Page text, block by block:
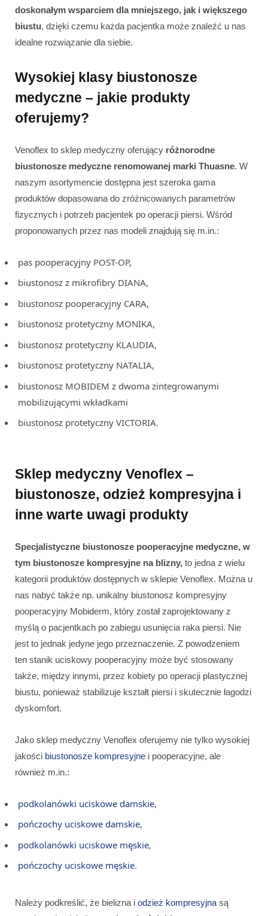
doskonałym wsparciem dla mniejszego, jak i większego
biustu, dzięki czemu każda pacjentka może znaleźć u nas
idealne rozwiązanie dla siebie.
Wysokiej klasy biustonosze
medyczne – jakie produkty
oferujemy?
Venoflex to sklep medyczny oferujący różnorodne
biustonosze medyczne renomowanej marki Thuasne. W
naszym asortymencie dostępna jest szeroka gama
produktów dopasowana do zróżnicowanych parametrów
fizycznych i potrzeb pacjentek po operacji piersi. Wśród
proponowanych przez nas modeli znajdują się m.in.:
pas pooperacyjny POST-OP,
biustonosz z mikrofibry DIANA,
biustonosz pooperacyjny CARA,
biustonosz protetyczny MONIKA,
biustonosz protetyczny KLAUDIA,
biustonosz protetyczny NATALIA,
biustonosz MOBIDEM z dwoma zintegrowanymi
mobilizującymi wkładkami
biustonosz protetyczny VICTORIA.
Sklep medyczny Venoflex –
biustonosze, odzież kompresyjna i
inne warte uwagi produkty
Specjalistyczne biustonosze pooperacyjne medyczne, w
tym biustonosze kompresyjne na blizny, to jedna z wielu
kategorii produktów dostępnych w sklepie Venoflex. Można u
nas nabyć także np. unikalny biustonosz kompresyjny
pooperacyjny Mobiderm, który został zaprojektowany z
myślą o pacjentkach po zabiegu usunięcia raka piersi. Nie
jest to jednak jedyne jego przeznaczenie. Z powodzeniem
ten stanik uciskowy pooperacyjny może być stosowany
także, między innymi, przez kobiety po operacji plastycznej
biustu, ponieważ stabilizuje kształt piersi i skutecznie łagodzi
dyskomfort.
Jako sklep medyczny Venoflex oferujemy nie tylko wysokiej
jakości biustonosze kompresyjne i pooperacyjne, ale
również m.in.:
podkolanówki uciskowe damskie,
pończochy uciskowe damskie,
podkolanówki uciskowe męskie,
pończochy uciskowe męskie.
Należy podkreślić, że bielizna i odzież kompresyjna są